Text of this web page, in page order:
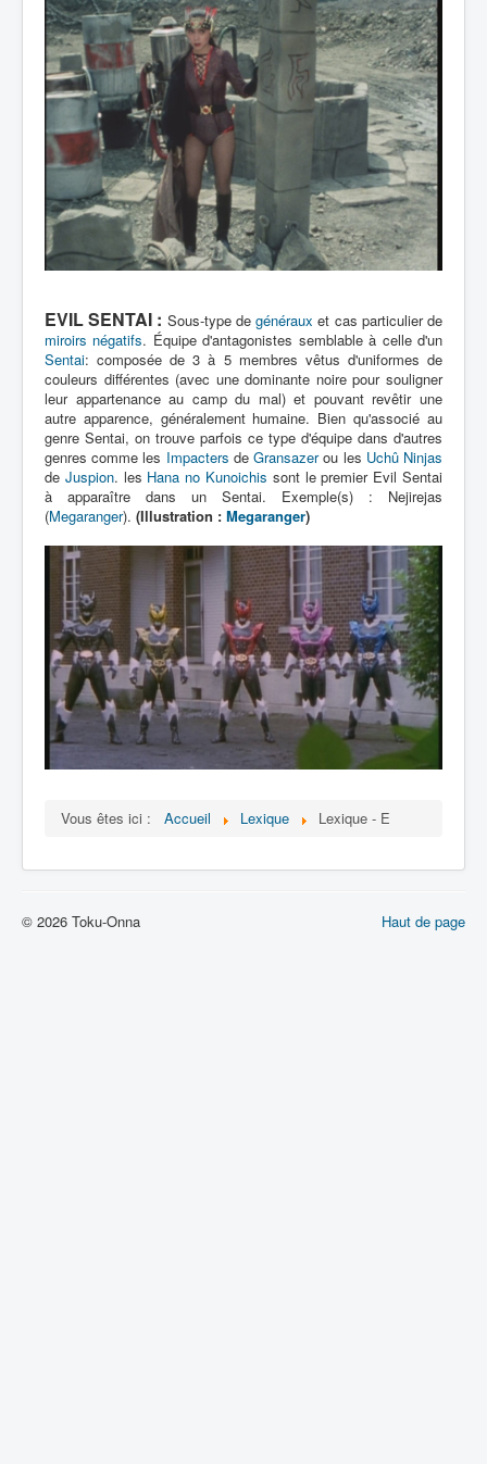
EVIL SENTAI : Sous-type degénéraux et cas particulier de
miroirs négatifs. Équipe d'antagonistes semblable à celle d'un
Sentai: composée de 3 à 5 membres vêtus d'uniformes de
couleurs différentes (avec une dominante noire pour souligner
leur appartenance au camp du mal) et pouvant revêtir une
autre apparence, généralement humaine. Bien qu'associé au
genre Sentai, on trouve parfois ce type d'équipe dans d'autres
genres comme les Impacters deGransazerou les Uchû Ninjas
de Juspion. les Hana no Kunoichis sont le premier Evil Sentai
à apparaître dans un Sentai. Exemple(s) : Nejirejas
(Megaranger). (Illustration : Megaranger)
Vous êtes ici : Accueil Lexique Lexique - E
Haut de page
© 2026 Toku-Onna